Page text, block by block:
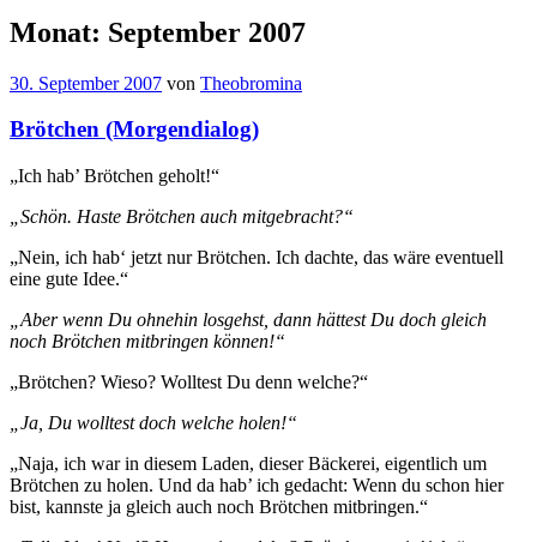
Monat: September 2007
30. September 2007 von Theobromina
Brötchen (Morgendialog)
„Ich hab’ Brötchen geholt!“
„Schön. Haste Brötchen auch mitgebracht?“
„Nein, ich hab‘ jetzt nur Brötchen. Ich dachte, das wäre eventuell
eine gute Idee.“
„Aber wenn Du ohnehin losgehst, dann hättest Du doch gleich
noch Brötchen mitbringen können!“
„Brötchen? Wieso? Wolltest Du denn welche?“
„Ja, Du wolltest doch welche holen!“
„Naja, ich war in diesem Laden, dieser Bäckerei, eigentlich um
Brötchen zu holen. Und da hab’ ich gedacht: Wenn du schon hier
bist, kannste ja gleich auch noch Brötchen mitbringen.“